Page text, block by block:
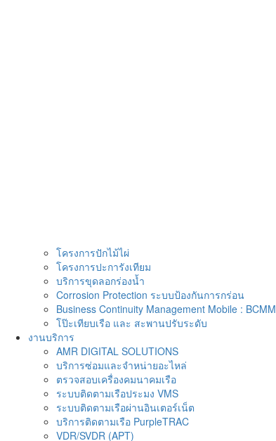
โครงการปักไม้ไผ่
โครงการปะการังเทียม
บริการขุดลอกร่องน้ำ
Corrosion Protection ระบบป้องกันการกร่อน
Business Continuity Management Mobile : BCMM
โป๊ะเทียบเรือ และ สะพานปรับระดับ
งานบริการ
AMR DIGITAL SOLUTIONS
บริการซ่อมและจำหน่ายอะไหล่
ตรวจสอบเครื่องคมนาคมเรือ
ระบบติดตามเรือประมง VMS
ระบบติดตามเรือผ่านอินเตอร์เน็ต
บริการติดตามเรือ PurpleTRAC
VDR/SVDR (APT)